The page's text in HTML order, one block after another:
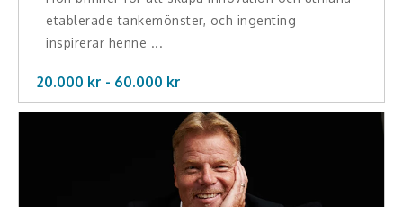
etablerade tankemönster, och ingenting
inspirerar henne ...
20.000 kr - 60.000 kr